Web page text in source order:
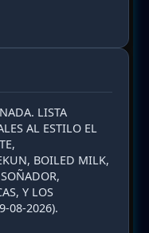
LISTA
AL ESTILO EL
BOILED MILK,
Y LOS
08-2026).